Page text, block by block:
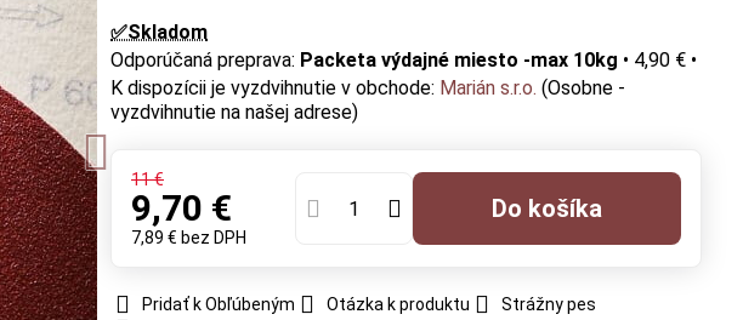
✅Skladom
Packeta výdajné miesto -max 10kg • 4,90 € •
Marián s.r.o. (Osobne -
vyzdvihnutie na našej adrese)
11 €
9,70 €
7,89 € bez DPH
Do košíka
Pridať k Obľúbeným Otázka k produktu
Strážny pes